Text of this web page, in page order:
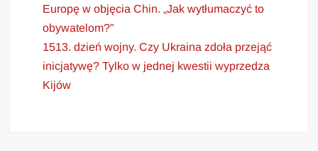
Europę w objęcia Chin. „Jak wytłumaczyć to
obywatelom?”
1513. dzień wojny. Czy Ukraina zdoła przejąć
inicjatywę? Tylko w jednej kwestii wyprzedza
Kijów